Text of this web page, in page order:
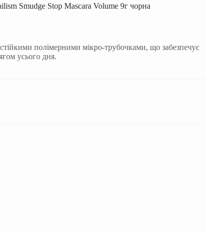
Smudge Stop Mascara Volume 9г чорна
полімерними мікро-трубочками, що забезпечує
усього дня.